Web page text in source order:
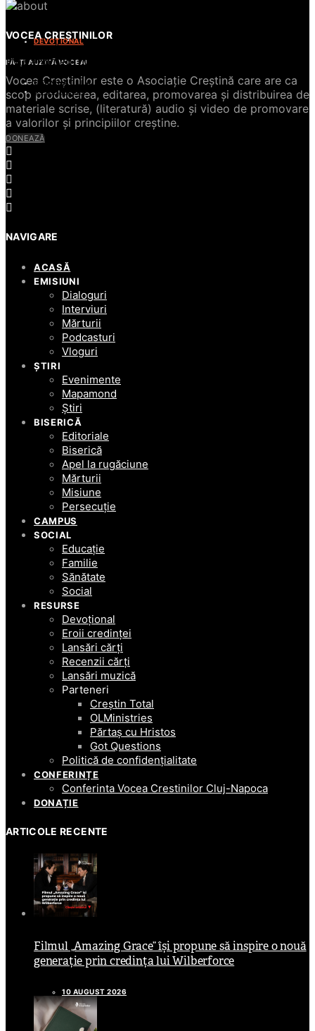
DEVOȚIONAL
Un gând pentru astăzi // Devoțional
GEANINA GULA
30 JULY 2026
VOCEA CREȘTINILOR
FĂ-ȚI AUZITĂ VOCEA!
Vocea Creștinilor este o Asociație Creștină care are ca
scop producerea, editarea, promovarea și distribuirea de
materiale scrise, (literatură) audio și video de promovare
a valorilor și principiilor creștine.
DONEAZĂ
NAVIGARE
ACASĂ
EMISIUNI
Dialoguri
Interviuri
Mărturii
Podcasturi
Vloguri
ȘTIRI
Evenimente
Mapamond
Știri
BISERICĂ
Editoriale
Biserică
Apel la rugăciune
Mărturii
Misiune
Persecuție
CAMPUS
SOCIAL
Educație
Familie
Sănătate
Social
RESURSE
Devoțional
Eroii credinței
Lansări cărți
Recenzii cărți
Lansări muzică
Parteneri
Creștin Total
OLMinistries
Părtaș cu Hristos
Got Questions
Politică de confidențialitate
CONFERINȚE
Conferinta Vocea Crestinilor Cluj-Napoca
DONAȚIE
ARTICOLE RECENTE
Filmul „Amazing Grace” își propune să inspire o nouă
generație prin credința lui Wilberforce
10 AUGUST 2026